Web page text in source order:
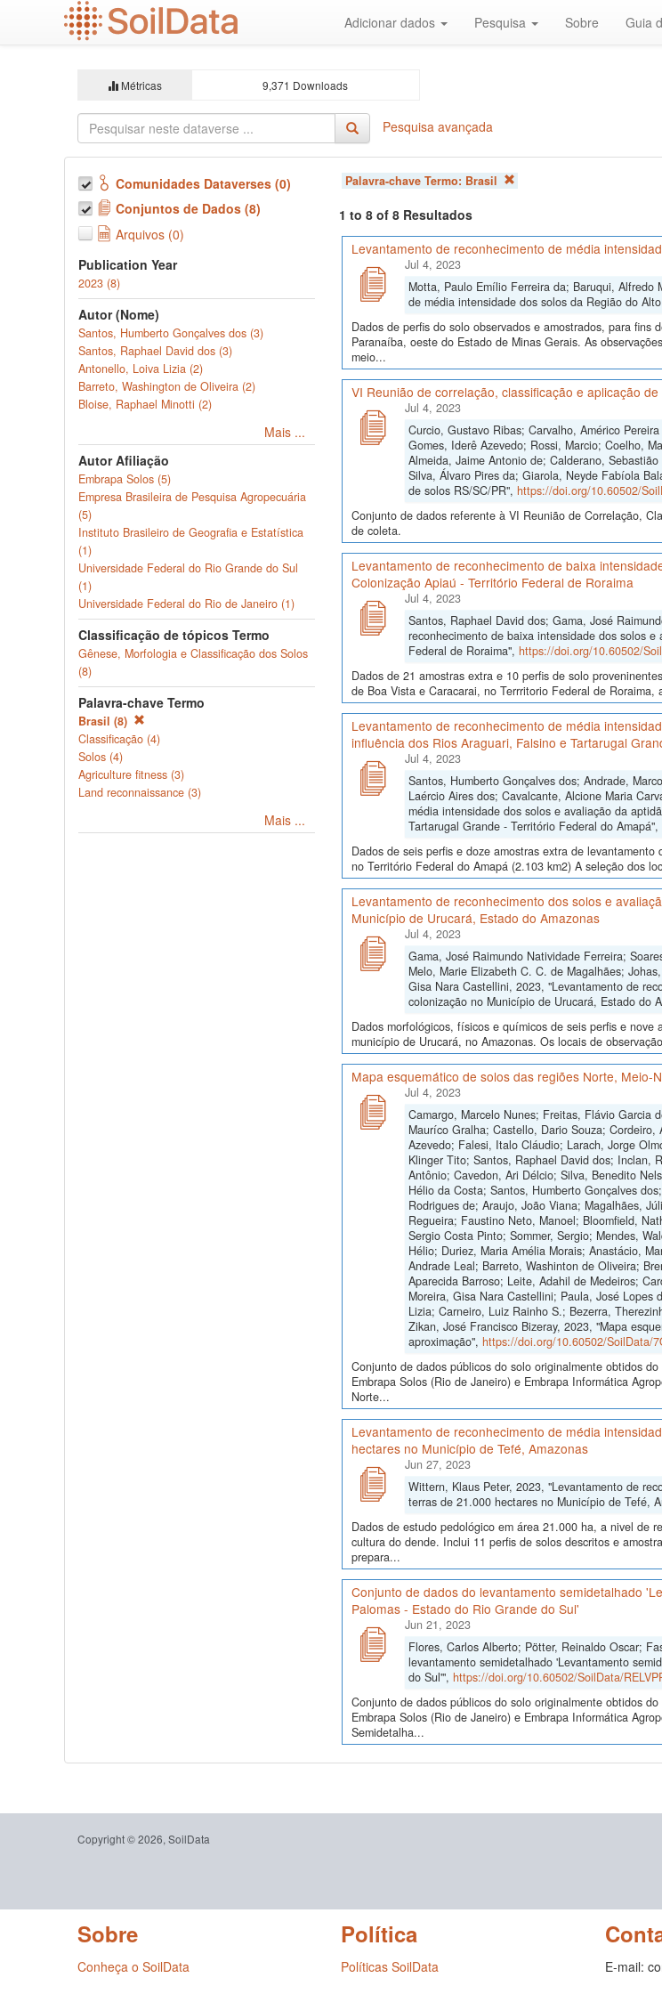
Adicionar dados Pesquisa Sobre Guia
Métricas 9,371 Downloads
Pesquisa avançada
Comunidades Dataverses (0)
Conjuntos de Dados (8)
Arquivos (0)
Publication Year
2023 (8)
Autor (Nome)
Santos, Humberto Gonçalves dos (3)
Santos, Raphael David dos (3)
Antonello, Loiva Lizia (2)
Barreto, Washington de Oliveira (2)
Bloise, Raphael Minotti (2)
Mais ...
Autor Afiliação
Embrapa Solos (5)
Empresa Brasileira de Pesquisa Agropecuária
(5)
Instituto Brasileiro de Geografia e Estatística
(1)
Universidade Federal do Rio Grande do Sul
(1)
Universidade Federal do Rio de Janeiro (1)
Classificação de tópicos Termo
Gênese, Morfologia e Classificação dos Solos
(8)
Palavra-chave Termo
Brasil (8)
Classificação (4)
Solos (4)
Agriculture fitness (3)
Land reconnaissance (3)
Mais ...
Palavra-chave Termo: Brasil
1 to 8 of 8 Resultados
Levantamento de reconhecimento de média
Jul 4, 2023
Motta, Paulo Emílio Ferreira da; Baruqui, Alfredo
de média intensidade dos solos da Região do
Dados de perfis do solo observados e amostrados, para
Paranaíba, oeste do Estado de Minas Gerais. As
meio...
VI Reunião de correlação, classificação e aplicação
Jul 4, 2023
Curcio, Gustavo Ribas; Carvalho, Américo
Gomes, Iderê Azevedo; Rossi, Marcio; Coelho,
Almeida, Jaime Antonio de; Calderano,
Silva, Álvaro Pires da; Giarola, Neyde Fabíola
de solos RS/SC/PR", https://doi.org/10.60502/
Conjunto de dados referente à VI Reunião de Correlação,
de coleta.
Levantamento de reconhecimento de baixa
Colonização Apiaú - Território Federal de Roraima
Jul 4, 2023
Santos, Raphael David dos; Gama, José
reconhecimento de baixa intensidade dos solos
Federal de Roraima", https://doi.org/10.60502/
Dados de 21 amostras extra e 10 perfis de solo
de Boa Vista e Caracarai, no Terrritorio Federal de
Levantamento de reconhecimento de média
influência dos Rios Araguari, Falsino e Tartarugal
Jul 4, 2023
Santos, Humberto Gonçalves dos; Andrade,
Laércio Aires dos; Cavalcante, Alcione Maria
média intensidade dos solos e avaliação da
Tartarugal Grande - Território Federal do Amapá",
Dados de seis perfis e doze amostras extra de
no Território Federal do Amapá (2.103 km2) A seleção dos
Levantamento de reconhecimento dos solos e
Município de Urucará, Estado do Amazonas
Jul 4, 2023
Gama, José Raimundo Natividade Ferreira;
Melo, Marie Elizabeth C. C. de Magalhães;
Gisa Nara Castellini, 2023, "Levantamento de
colonização no Município de Urucará, Estado do
Dados morfológicos, físicos e químicos de seis perfis e
município de Urucará, no Amazonas. Os locais de
Mapa esquemático de solos das regiões Norte,
Jul 4, 2023
Camargo, Marcelo Nunes; Freitas, Flávio Garcia
Mauríco Gralha; Castello, Dario Souza;
Azevedo; Falesi, Italo Cláudio; Larach, Jorge
Klinger Tito; Santos, Raphael David dos; Inclan,
Antônio; Cavedon, Ari Délcio; Silva, Benedito
Hélio da Costa; Santos, Humberto Gonçalves
Rodrigues de; Araujo, João Viana; Magalhães,
Regueira; Faustino Neto, Manoel; Bloomfield,
Sergio Costa Pinto; Sommer, Sergio; Mendes,
Hélio; Duriez, Maria Amélia Morais; Anastácio,
Andrade Leal; Barreto, Washinton de Oliveira;
Aparecida Barroso; Leite, Adahil de Medeiros;
Moreira, Gisa Nara Castellini; Paula, José
Lizia; Carneiro, Luiz Rainho S.; Bezerra,
Zikan, José Francisco Bizeray, 2023, "Mapa
aproximação", https://doi.org/10.60502/SoilData/
Conjunto de dados públicos do solo originalmente obtidos
Embrapa Solos (Rio de Janeiro) e Embrapa Informática
Norte...
Levantamento de reconhecimento de média
hectares no Município de Tefé, Amazonas
Jun 27, 2023
Wittern, Klaus Peter, 2023, "Levantamento de
terras de 21.000 hectares no Município de Tefé,
Dados de estudo pedológico em área 21.000 ha, a nivel de
cultura do dende. Inclui 11 perfis de solos descritos e
prepara...
Conjunto de dados do levantamento semidetalhado
Palomas - Estado do Rio Grande do Sul'
Jun 21, 2023
Flores, Carlos Alberto; Pötter, Reinaldo Oscar;
levantamento semidetalhado 'Levantamento
do Sul'", https://doi.org/10.60502/SoilData/
Conjunto de dados públicos do solo originalmente obtidos
Embrapa Solos (Rio de Janeiro) e Embrapa Informática
Semidetalha...
Copyright © 2026, SoilData
Sobre
Conheça o SoilData
Política
Políticas SoilData E-mail: